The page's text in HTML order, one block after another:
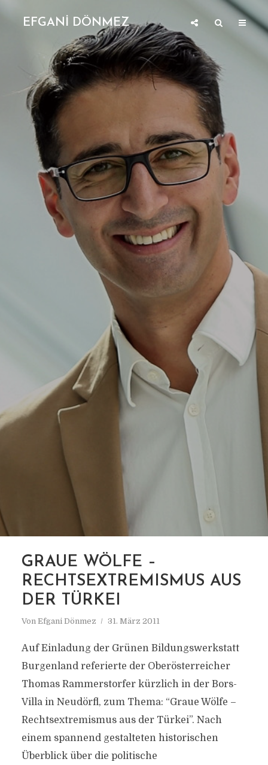
EFGANİ DÖNMEZ
GRAUE WÖLFE –
RECHTSEXTREMISMUS AUS
DER TÜRKEI
Von Efgani Dönmez 31. März 2011
Auf Einladung der Grünen Bildungswerkstatt
Burgenland referierte der Oberösterreicher
Thomas Rammerstorfer kürzlich in der Bors-
Villa in Neudörfl, zum Thema: “Graue Wölfe –
Rechtsextremismus aus der Türkei”. Nach
einem spannend gestalteten historischen
Überblick über die politische